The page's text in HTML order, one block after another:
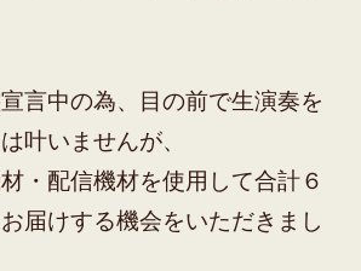
言中の為、目の前で生演奏を
叶いませんが、
・配信機材を使用して合計６
届けする機会をいただきまし